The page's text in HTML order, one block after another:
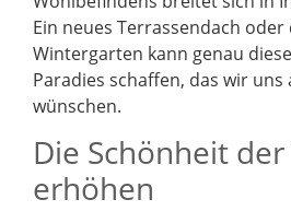
Ein neues Terrassendach
Wintergarten kann genau
Paradies schaffen, das wir uns
wünschen.
Die Schönheit
erhöhen